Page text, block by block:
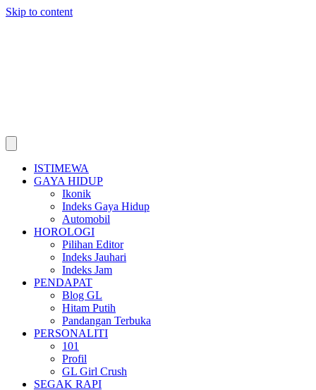
Skip to content
ISTIMEWA
GAYA HIDUP
Ikonik
Indeks Gaya Hidup
Automobil
HOROLOGI
Pilihan Editor
Indeks Jauhari
Indeks Jam
PENDAPAT
Blog GL
Hitam Putih
Pandangan Terbuka
PERSONALITI
101
Profil
GL Girl Crush
SEGAK RAPI